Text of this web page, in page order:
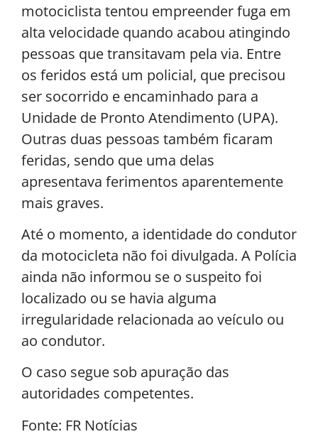
motociclista tentou empreender fuga em
alta velocidade quando acabou atingindo
pessoas que transitavam pela via. Entre
os feridos está um policial, que precisou
ser socorrido e encaminhado para a
Unidade de Pronto Atendimento (UPA).
Outras duas pessoas também ficaram
feridas, sendo que uma delas
apresentava ferimentos aparentemente
mais graves.
Até o momento, a identidade do condutor
da motocicleta não foi divulgada. A Polícia
ainda não informou se o suspeito foi
localizado ou se havia alguma
irregularidade relacionada ao veículo ou
ao condutor.
O caso segue sob apuração das
autoridades competentes.
Fonte: FR Notícias